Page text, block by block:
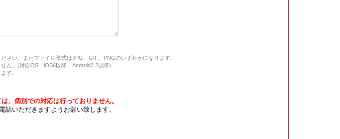
い。またファイル形式はJPG、GIF、PNGのいずれかになります。
ん。(対応OS：iOS6以降、Android2.2以降)
す。
、個別での対応は行っておりません。
いただきますようお願い致します。